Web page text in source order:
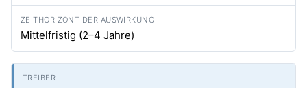
Mittelfristig (2–4 Jahre)